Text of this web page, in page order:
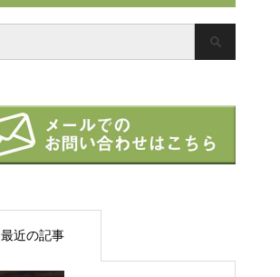
最近の記事